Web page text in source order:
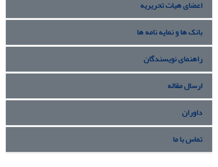
اعضای هیات تحریریه
بانک ها و نمایه نامه ها
راهنمای نویسندگان
ارسال مقاله
داوران
تماس با ما